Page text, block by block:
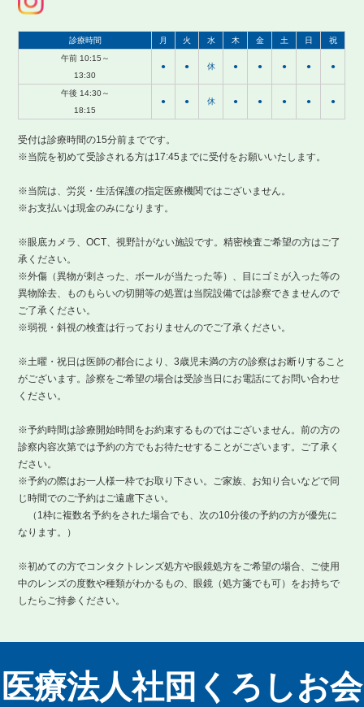
診療時間 月 火 水 木 金 土 日
祝
午前 10:15～
13:30
● ● 休 ● ● ● ● ●
午後 14:30～
18:15
● ● 休 ● ● ● ● ●
受付は診療時間の15分前までです。
※当院を初めて受診される方は17:45までに受付をお願いいたします。
※当院は、労災・生活保護の指定医療機関ではございません。
※お支払いは現金のみになります。
※眼底カメラ、OCT、視野計がない施設です。精密検査ご希望の方はご了
承ください。
※外傷（異物が刺さった、ボールが当たった等）、目にゴミが入った等の
異物除去、ものもらいの切開等の処置は当院設備では診察できませんので
ご了承ください。
※弱視・斜視の検査は行っておりませんのでご了承ください。
※土曜・祝日は医師の都合により、3歳児未満の方の診察はお断りすること
がございます。診察をご希望の場合は受診当日にお電話にてお問い合わせ
ください。
※予約時間は診療開始時間をお約束するものではございません。前の方の
診察内容次第では予約の方でもお待たせすることがございます。ご了承く
ださい。
※予約の際はお一人様一枠でお取り下さい。ご家族、お知り合いなどで同
じ時間でのご予約はご遠慮下さい。
（1枠に複数名予約をされた場合でも、次の10分後の予約の方が優先に
なります。）
※初めての方でコンタクトレンズ処方や眼鏡処方をご希望の場合、ご使用
中のレンズの度数や種類がわかるもの、眼鏡（処方箋でも可）をお持ちで
したらご持参ください。
医療法人社団くろしお会